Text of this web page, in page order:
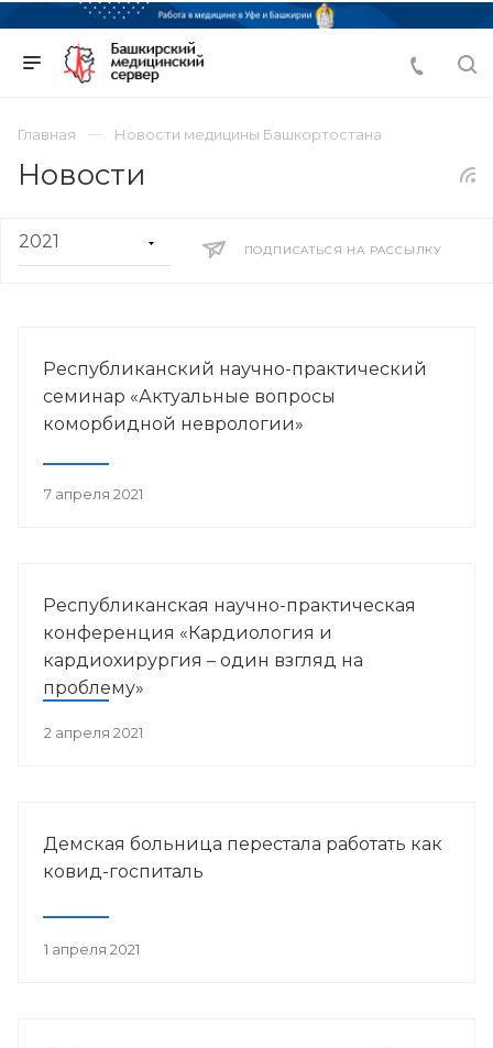
Главная Новости медицины Башкортостана
Новости
ПОДПИСАТЬСЯ НА РАССЫЛКУ
Республиканский научно-практический
семинар «Актуальные вопросы
коморбидной неврологии»
7 апреля 2021
Республиканская научно-практическая
конференция «Кардиология и
кардиохирургия – один взгляд на
проблему»
2 апреля 2021
Демская больница перестала работать как
ковид-госпиталь
1 апреля 2021